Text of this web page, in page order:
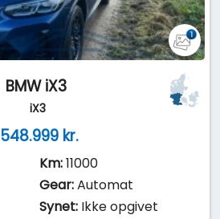
BMW iX3
iX3
548.999 kr.
Km:11000
Gear:Automat
Synet: Ikke opgivet